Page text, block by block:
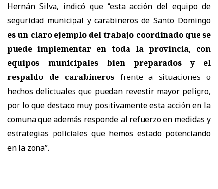
Hernán Silva, indicó que “esta acción del equipo de
seguridad municipal y carabineros de Santo Domingo
es un claro ejemplo del trabajo coordinado que se
puede implementar en toda la provincia, con
equipos municipales bien preparados y el
respaldo de carabinerosfrente a situaciones o
hechos delictuales que puedan revestir mayor peligro,
por lo que destaco muy positivamente esta acción en la
comuna que además responde al refuerzo en medidas y
estrategias policiales que hemos estado potenciando
en la zona”.